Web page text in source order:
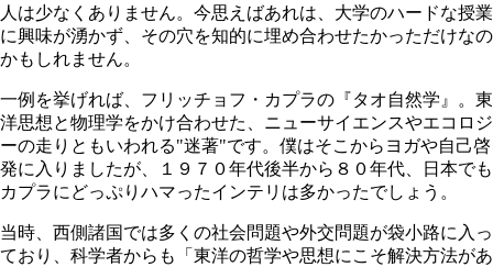
人は少なくありません。今思えばあれは、大学のハードな授業
に興味が湧かず、その穴を知的に埋め合わせたかっただけなの
かもしれません。
一例を挙げれば、フリッチョフ・カプラの『タオ自然学』。東
洋思想と物理学をかけ合わせた、ニューサイエンスやエコロジ
ーの走りともいわれる"迷著"です。僕はそこからヨガや自己啓
発に入りましたが、１９７０年代後半から８０年代、日本でも
カプラにどっぷりハマったインテリは多かったでしょう。
当時、西側諸国では多くの社会問題や外交問題が袋小路に入っ
ており、科学者からも「東洋の哲学や思想にこそ解決方法があ